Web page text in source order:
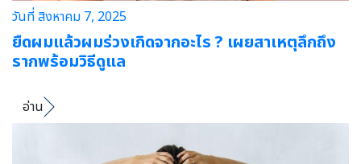
วันที่ สิงหาคม 7, 2025
ยืดผมแล้วผมร่วงเกิดจากอะไร ? เผยสาเหตุลึกถึง
รากพร้อมวิธีดูแล
อ่าน